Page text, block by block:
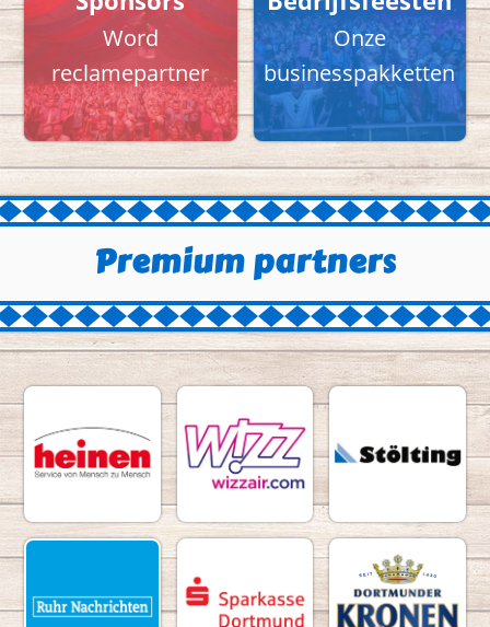
Word
reclamepartner
Onze
businesspakketten
Premium partners